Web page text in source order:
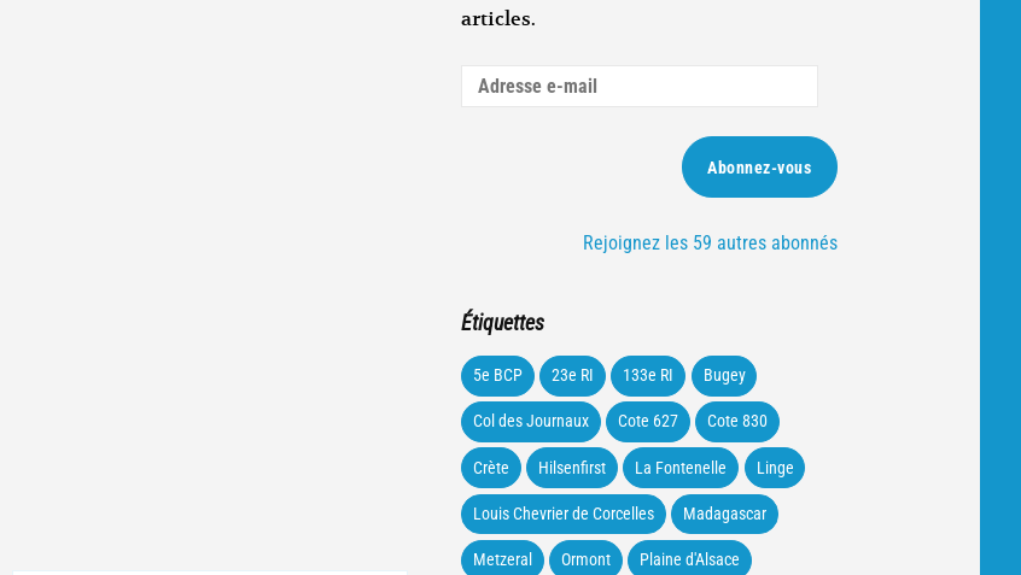
articles.
Adresse
Abonnez-vous
Rejoignez les 59 autres abonnés
Étiquettes
5e BCP 23e RI 133e RI Bugey
Col des Journaux Cote 627 Cote 830
Crète Hilsenfirst La Fontenelle Linge
Louis Chevrier de Corcelles Madagascar
Metzeral Ormont Plaine d'Alsace